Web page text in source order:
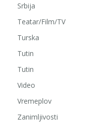
Srbija
Teatar/Film/TV
Turska
Tutin
Tutin
Video
Vremeplov
Zanimljivosti